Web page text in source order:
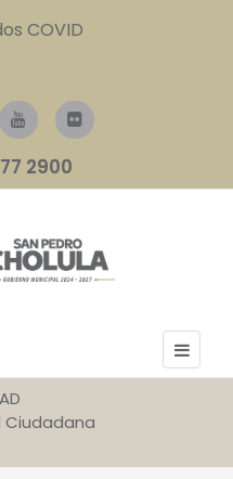
COVID
2900